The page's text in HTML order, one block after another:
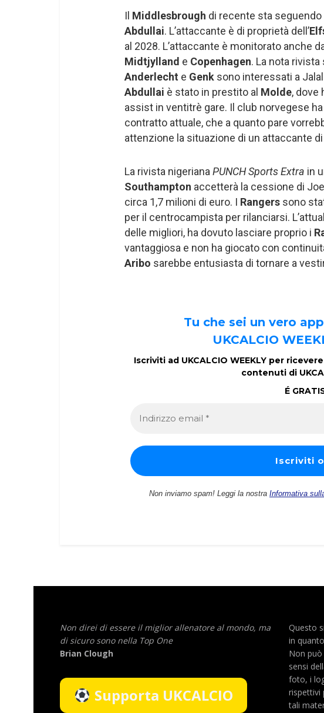
Il Middlesbrough di recente sta seguendo
Abdullai. L’attaccante è di proprietà dell’
al 2028. L’attaccante è monitorato anche
Midtjylland e Copenhagen. La nota
Anderlecht e Genk sono interessati a Jalal
Abdullai è stato in prestito al Molde, dove
assist in ventitrè gare. Il club norvegese
contratto attuale, che a quanto pare
attenzione la situazione di un attaccante
La rivista nigerianaPUNCH Sports Extra in
Southampton accetterà la cessione di Joe
circa 1,7 milioni di euro. I Rangers sono
per il centrocampista per rilanciarsi.
delle migliori, ha dovuto lasciare proprio i
vantaggiosa e non ha giocato con
Aribo sarebbe entusiasta di tornare a
Tu che sei un vero
UKCALCIO
Iscriviti ad UKCALCIO WEEKLY per
contenuti di
É
Non inviamo spam! Leggi la nostra Informativa
Non direi di essere il miglior allenatore al mondo, ma
di sicuro sono nella Top One
Brian Clough
Supporta UKCALCIO
Questo
in
Non
sensi
foto, i
rispettivi
tali